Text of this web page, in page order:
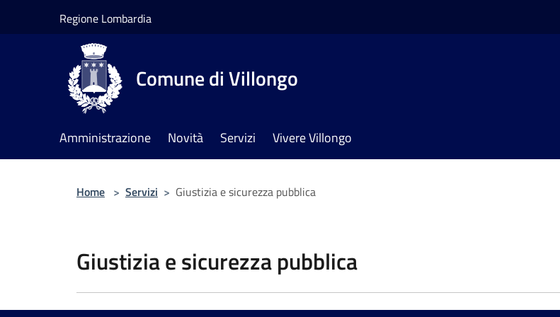
Regione Lombardia
Comune di Villongo
Amministrazione Novità Servizi Vivere Villongo
Home > Servizi > Giustizia e sicurezza pubblica
Giustizia e sicurezza pubblica